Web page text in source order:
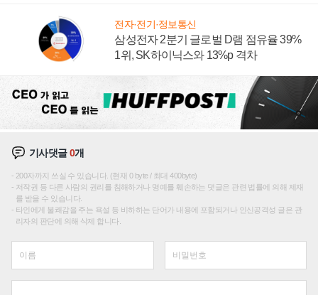
전자·전기·정보통신
삼성전자 2분기 글로벌 D램 점유율 39%
1위, SK하이닉스와 13%p 격차
기사댓글0개
200자까지 쓰실 수 있습니다. (현재 0 byte / 최대 400byte)
저작권 등 다른 사람의 권리를 침해하거나 명예를 훼손하는 댓글은 관련 법률에 의해 제재
를 받을 수 있습니다.
타인에게 불쾌감을 주는 욕설 등 비하하는 단어가 내용에 포함되거나 인신공격성 글은 관
리자의 판단에 의해 삭제 합니다.